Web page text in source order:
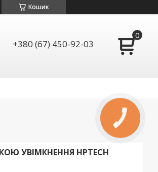
Кошик
+380 (67) 450-92-03
УВІМКНЕННЯ HPTECH